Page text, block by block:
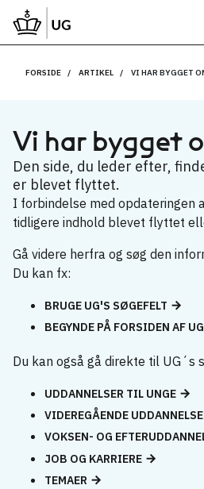
FORSIDE ARTIKEL VI HAR BYGGET
Vi har bygget
Den side, du leder efter,
er blevet flyttet.
I forbindelse med opdateringen
tidligere indhold blevet flyttet
Gå videre herfra og søg den
Du kan fx:
BRUGE UG'S SØGEFELT
BEGYNDE PÅ FORSIDEN AF UG
Du kan også gå direkte til UG´s
UDDANNELSER TIL UNGE
VIDEREGÅENDE
VOKSEN- OG
JOB OG KARRIERE
TEMAER